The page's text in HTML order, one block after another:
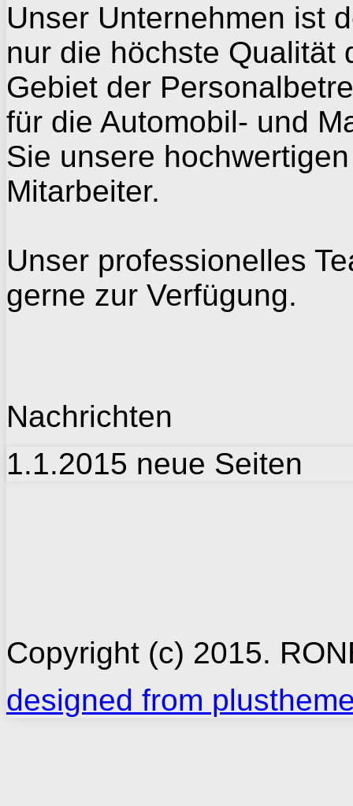
Unser Unternehmen ist
nur die höchste Qualität
Gebiet der
für die Automobil- und
Sie unsere
Mitarbeiter.
Unser professionelles
gerne zur Verfügung.
Nachrichten
1.1.2015 neue Seiten
Copyright (c) 2015.
designed from